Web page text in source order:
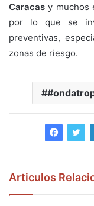
Caracas y muchos
por lo que se
preventivas,
zonas de riesgo.
Articulos